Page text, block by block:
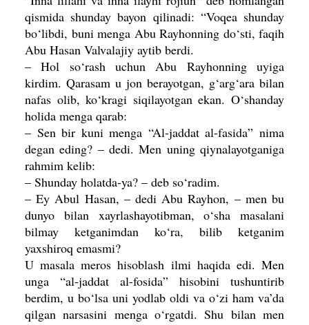
qismida shunday bayon qilinadi: “Voqea shunday
bo‘libdi, buni menga Abu Rayhonning do‘sti, faqih
Abu Hasan Valvalajiy aytib berdi.
– Hol so‘rash uchun Abu Rayhonning uyiga
kirdim. Qarasam u jon berayotgan, g‘arg‘ara bilan
nafas olib, ko‘kragi siqilayotgan ekan. O‘shanday
holida menga qarab:
– Sen bir kuni menga “Al-jaddat al-fasida” nima
degan eding? – dedi. Men uning qiynalayotganiga
rahmim kelib:
– Shunday holatda-ya? – deb so‘radim.
– Ey Abul Hasan, – dedi Abu Rayhon, – men bu
dunyo bilan xayrlashayotibman, o‘sha masalani
bilmay ketganimdan ko‘ra, bilib ketganim
yaxshiroq emasmi?
U masala meros hisoblash ilmi haqida edi. Men
unga “al-jaddat al-fosida” hisobini tushuntirib
berdim, u bo‘lsa uni yodlab oldi va o‘zi ham va’da
qilgan narsasini menga o‘rgatdi. Shu bilan men